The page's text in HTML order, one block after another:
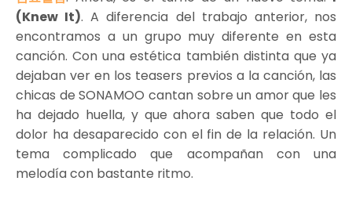
(Knew It). A diferencia del trabajo anterior, nos
encontramos a un grupo muy diferente en esta
canción. Con una estética también distinta que ya
dejaban ver en los teasers previos a la canción, las
chicas de SONAMOO cantan sobre un amor que les
ha dejado huella, y que ahora saben que todo el
dolor ha desaparecido con el fin de la relación. Un
tema complicado que acompañan con una
melodía con bastante ritmo.